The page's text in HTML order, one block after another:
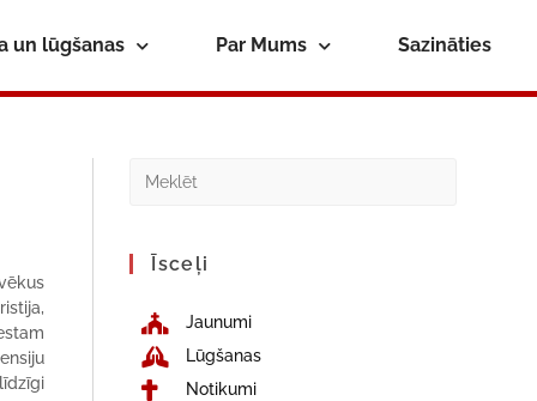
un lūgšanas Par Mums Sazināties
Īsceļi
Jaunumi
Lūgšanas
Notikumi